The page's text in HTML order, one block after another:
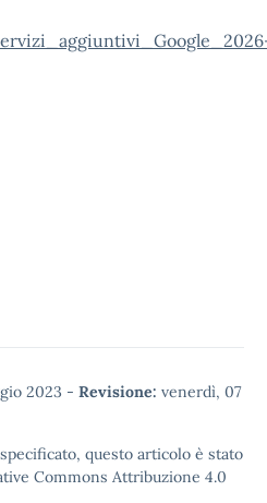
2023 - Revisione: venerdì, 07
questo articolo è stato
Commons Attribuzione 4.0